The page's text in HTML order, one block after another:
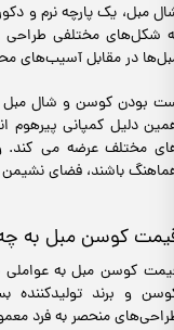
مبل، یک پارچه نرم و
شکل‌های مختلفی طراحی
در مقابل آسیب‌های
بودن کوسن و شال مبل
دلیل کمپانی
مختلف عرضه می کند.
باشند، فضای نشیمن
کوسن مبل به چه
کوسن مبل به عواملی
و برند تولیدکننده
منحصر به فرد